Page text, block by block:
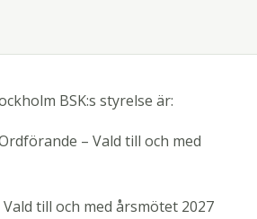
KONTAKTA OSS
BSK:s styrelse är:
– Vald till och med
till och med årsmötet 2027